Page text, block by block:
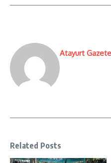
Atayurt
Related Posts